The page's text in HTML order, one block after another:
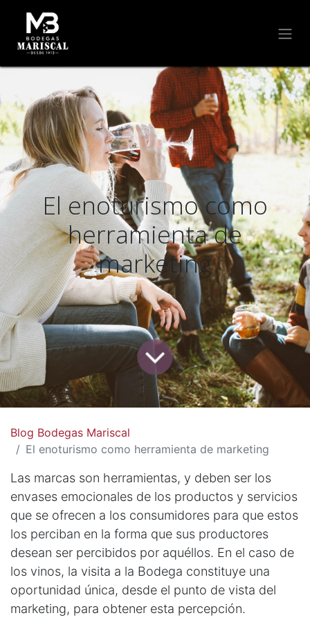
El enoturismo como
herramienta de
marketing
Blog Bodegas Mariscal
El enoturismo como herramienta de marketing
Las marcas son herramientas, y deben ser los
envases emocionales de los productos y servicios
que se ofrecen a los consumidores para que estos
los perciban en la forma que sus productores
desean ser percibidos por aquéllos. En el caso de
los vinos, la visita a la Bodega constituye una
oportunidad única, desde el punto de vista del
marketing, para obtener esta percepción.